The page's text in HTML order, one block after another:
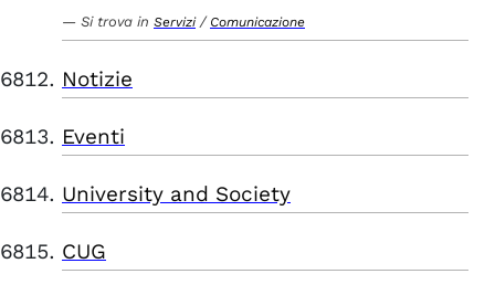
Si trova in Servizi / Comunicazione
Notizie
Eventi
University and Society
CUG